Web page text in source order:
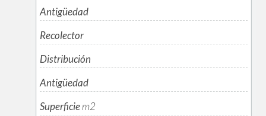
Antigüedad
Recolector
Distribución
Antigüedad
Superficiem2